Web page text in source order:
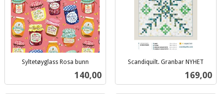
Syltetøyglass Rosa bunn
Pris
140,00
Scandiquilt. Granbar NYHET
Pris
169,00